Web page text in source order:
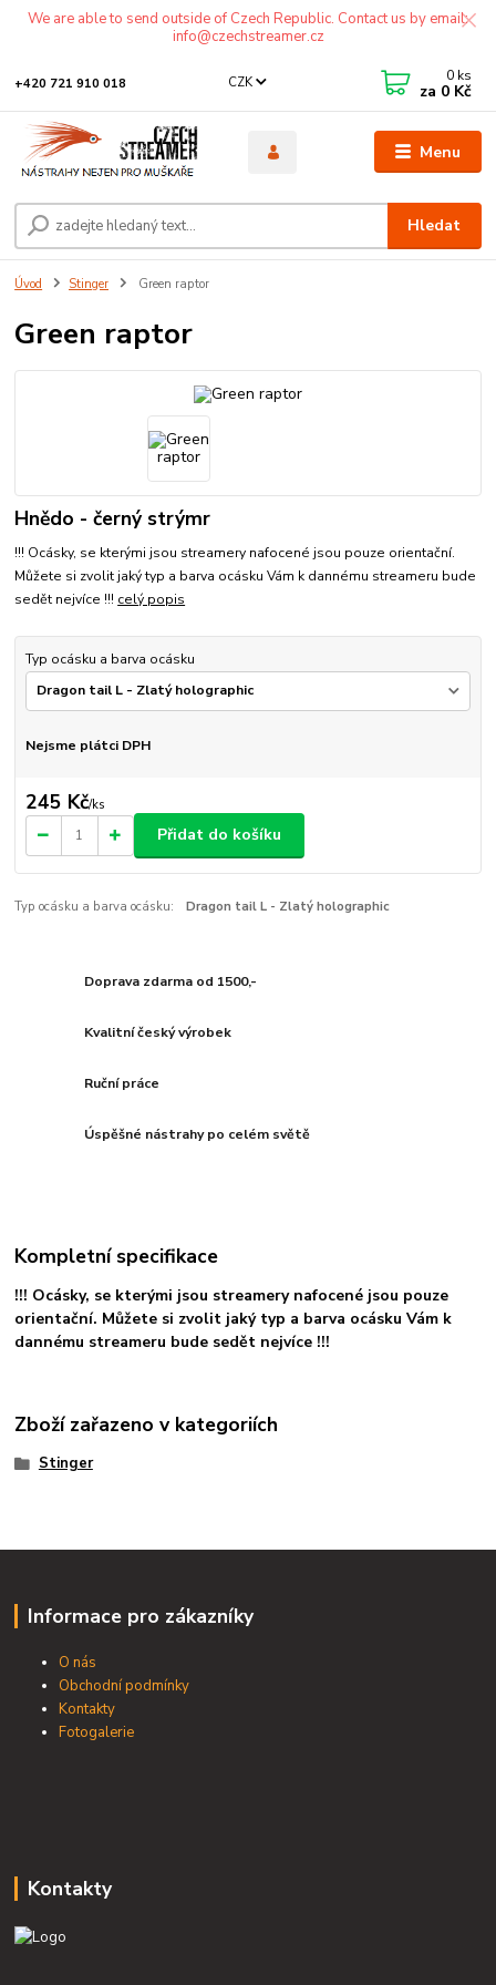
We are able to send outside of Czech Republic. Contact us by email:
info@czechstreamer.cz
Menu
CZK
Hledat
+420 721 910 018 0 ks
za 0 Kč
Úvod Stinger Green raptor
Green raptor
Hnědo - černý strýmr
!!! Ocásky, se kterými jsou streamery nafocené jsou pouze orientační.
Můžete si zvolit jaký typ a barva ocásku Vám k dannému streameru bude
sedět nejvíce !!! celý popis
Typ ocásku a barva ocásku
Nejsme plátci DPH
245 Kč/ks
Přidat do košíku
Typ ocásku a barva ocásku: Dragon tail L - Zlatý holographic
Doprava zdarma od 1500,-
Kvalitní český výrobek
Ruční práce
Úspěšné nástrahy po celém světě
Kompletní specifikace
!!! Ocásky, se kterými jsou streamery nafocené jsou pouze
orientační. Můžete si zvolit jaký typ a barva ocásku Vám k
dannému streameru bude sedět nejvíce !!!
Zboží zařazeno v kategoriích
Stinger
Informace pro zákazníky
O nás
Obchodní podmínky
Kontakty
Fotogalerie
Kontakty